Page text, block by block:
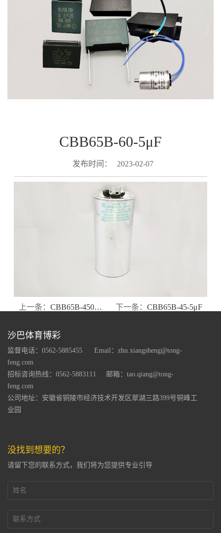
CBB65B-60-5μF
发布时间： 2023-02-07
上一条： CBB65B-450V15μF-560V5μF 下一条：CBB65B-45-5μF
沙巴体育博彩
监督电话：0562-5885455
Email：zhu.xiangsheng@tong-
feng.com
招标咨询热线：0562-5883111
邮箱：tao.qiang@tong-
feng.com
公司地址：安徽省铜陵市经济技术开发区翠湖三路399号铜峰工
业园
没找到想要的？
请留下您的联系方式，我们将为您提供专业引导